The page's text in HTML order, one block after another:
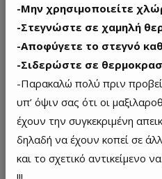
-Μην χρησιμοποιείτε
-Στεγνώστε σε χαμηλή
-Αποφύγετε το στεγνό
-Σιδερώστε σε
-Παρακαλώ πολύ πριν
υπ’ όψιν σας ότι οι
έχουν την συγκεκριμένη
δηλαδή να έχουν κοπεί σε
και το σχετικό αντικείμενο